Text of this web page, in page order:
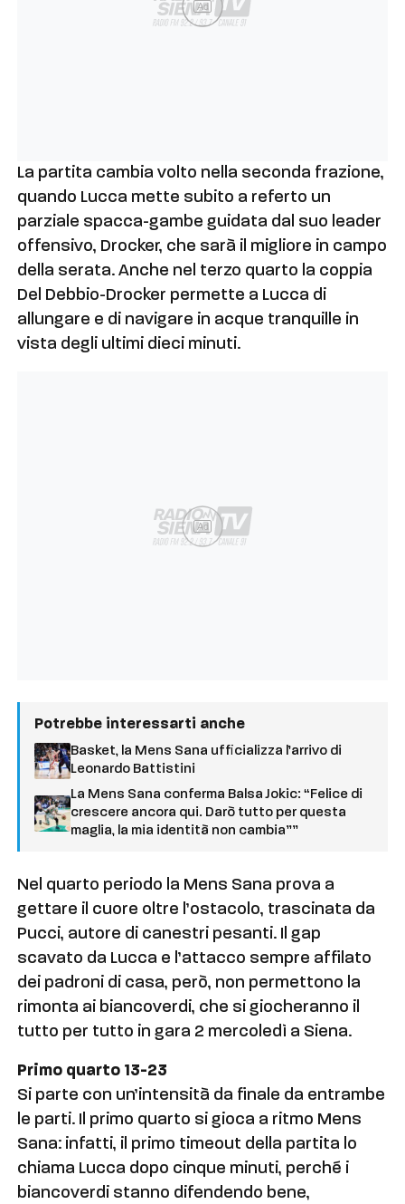
Ad
La partita cambia volto nella seconda frazione,
quando Lucca mette subito a referto un
parziale spacca-gambe guidata dal suo leader
offensivo, Drocker, che sarà il migliore in campo
della serata. Anche nel terzo quarto la coppia
Del Debbio-Drocker permette a Lucca di
allungare e di navigare in acque tranquille in
vista degli ultimi dieci minuti.
Ad
Potrebbe interessarti anche
Basket, la Mens Sana ufficializza l’arrivo di
Leonardo Battistini
La Mens Sana conferma Balsa Jokic: “Felice di
crescere ancora qui. Darò tutto per questa
maglia, la mia identità non cambia””
Nel quarto periodo la Mens Sana prova a
gettare il cuore oltre l’ostacolo, trascinata da
Pucci, autore di canestri pesanti. Il gap
scavato da Lucca e l’attacco sempre affilato
dei padroni di casa, però, non permettono la
rimonta ai biancoverdi, che si giocheranno il
tutto per tutto in gara 2 mercoledì a Siena.
Primo quarto 13-23
Si parte con un’intensità da finale da entrambe
le parti. Il primo quarto si gioca a ritmo Mens
Sana: infatti, il primo timeout della partita lo
chiama Lucca dopo cinque minuti, perché i
biancoverdi stanno difendendo bene,